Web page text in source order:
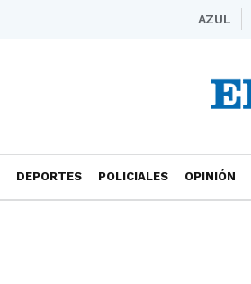
AZUL
DEPORTES POLICIALES OPINIÓN